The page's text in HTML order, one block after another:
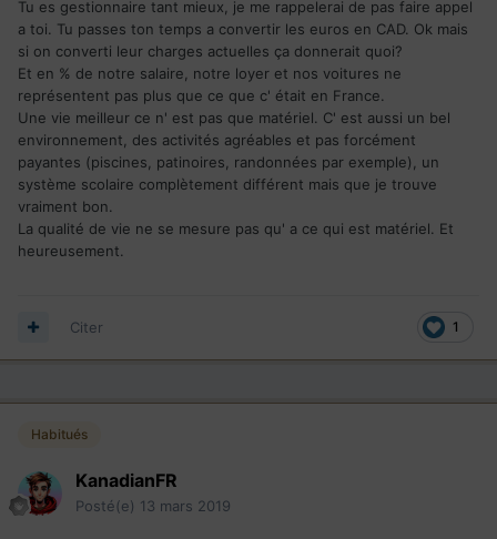
Tu es gestionnaire tant mieux, je me rappelerai de pas faire appel
a toi. Tu passes ton temps a convertir les euros en CAD. Ok mais
si on converti leur charges actuelles ça donnerait quoi?
Et en % de notre salaire, notre loyer et nos voitures ne
représentent pas plus que ce que c' était en France.
Une vie meilleur ce n' est pas que matériel. C' est aussi un bel
environnement, des activités agréables et pas forcément
payantes (piscines, patinoires, randonnées par exemple), un
système scolaire complètement différent mais que je trouve
vraiment bon.
La qualité de vie ne se mesure pas qu' a ce qui est matériel. Et
heureusement.
1
Citer
Habitués
KanadianFR
Posté(e) 13 mars 2019